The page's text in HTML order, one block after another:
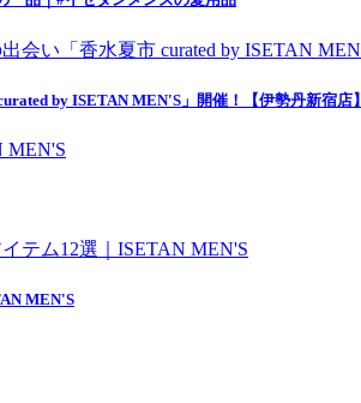
by ISETAN MEN'S」開催！【伊勢丹新宿店】
MEN'S